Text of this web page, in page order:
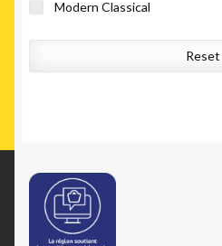
Modern Classical
Reset